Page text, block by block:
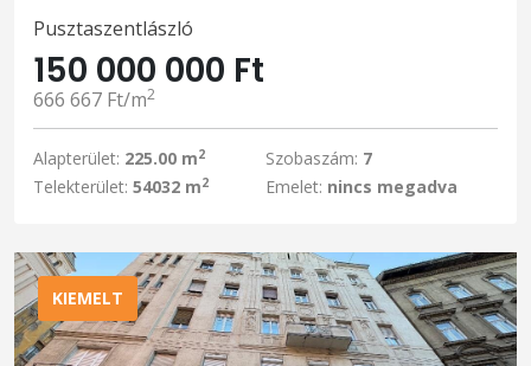
Pusztaszentlászló
150 000 000 Ft
666 667 Ft/m2
Alapterület: 225.00 m2
Telekterület: 54032 m2
Szobaszám: 7
Emelet: nincs megadva
KIEMELT